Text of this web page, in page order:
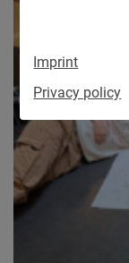
Imprint
Privacy policy